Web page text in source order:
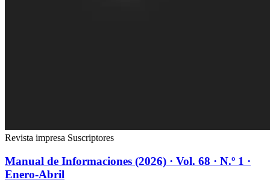
Revista impresa Suscriptores
Manual de Informaciones (2026) · Vol. 68 · N.º 1 ·
Enero-Abril